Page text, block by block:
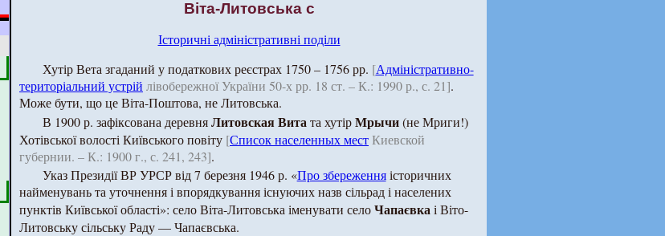
Віта-Литовська с
Історичні адміністративні поділи
Хутір Вета згаданий у податкових реєстрах 1750 – 1756 рр. [Адміністративно-
територіальний устрій лівобережної України 50-х рр. 18 ст. – К.: 1990 р., с. 21].
Може бути, що це Віта-Поштова, не Литовська.
В 1900 р. зафіксована деревняЛитовская Вита та хутірМрычи(не Мриги!)
Хотівської волості Київського повіту [Список населенных местКиевской
губернии. – К.: 1900 г., с. 241, 243].
Указ Президії ВР УРСР від 7 березня 1946 р. «Про збереженняісторичних
найменувань та уточнення і впорядкування існуючих назв сільрад і населених
пунктів Київської області»: село Віта-Литовська іменувати селоЧапаєвкаі Віто-
Литовську сільську Раду — Чапаєвська.